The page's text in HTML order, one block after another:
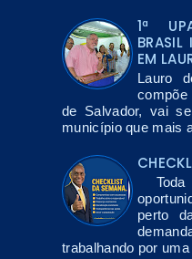
1ª
BRASIL
EM
Lauro
compõe
de Salvador, vai
município que mais
Toda
perto
trabalhando por